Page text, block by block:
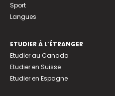
Sport
Langues
ETUDIER À L’ÉTRANGER
Etudier au Canada
Etudier en Suisse
Etudier en Espagne